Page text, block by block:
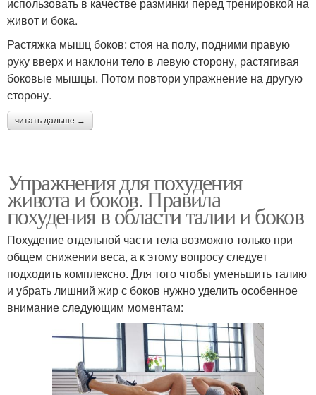
живот и бока.
Растяжка мышц боков: стоя на полу, подними правую
руку вверх и наклони тело в левую сторону, растягивая
боковые мышцы. Потом повтори упражнение на другую
сторону.
читать дальше →
Упражнения для похудения
живота и боков. Правила
похудения в области талии и боков
Похудение отдельной части тела возможно только при
общем снижении веса, а к этому вопросу следует
подходить комплексно. Для того чтобы уменьшить талию
и убрать лишний жир с боков нужно уделить особенное
внимание следующим моментам: